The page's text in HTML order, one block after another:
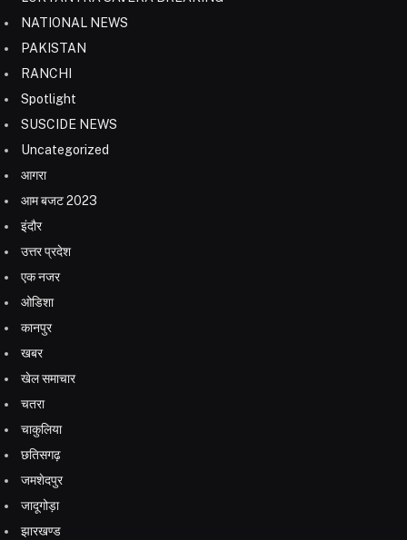
NATIONAL NEWS
PAKISTAN
RANCHI
Spotlight
SUSCIDE NEWS
Uncategorized
आगरा
आम बजट 2023
इंदौर
उत्तर प्रदेश
एक नजर
ओडिशा
कानपुर
खबर
खेल समाचार
चतरा
चाकुलिया
छतिसगढ़
जमशेदपुर
जादूगोड़ा
झारखण्ड